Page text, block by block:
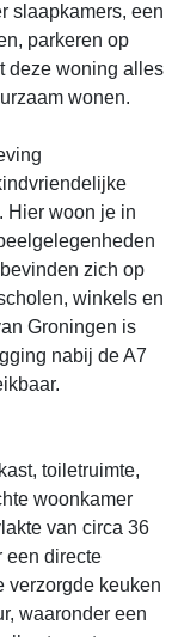
slaapkamers, een
parkeren op
deze woning alles
wonen.
Hier woon je in
zich op
winkels en
Groningen is
nabij de A7
toiletruimte,
woonkamer
van circa 36
een directe
verzorgde keuken
waaronder een